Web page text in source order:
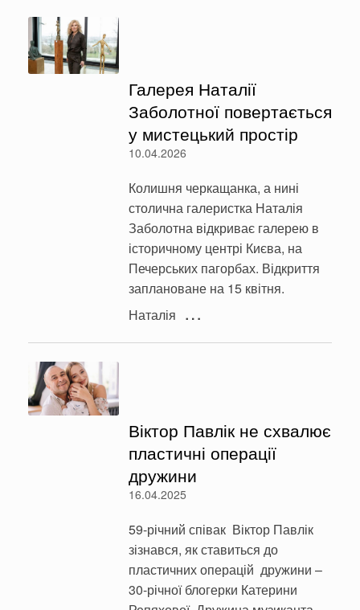
Галерея Наталії
Заболотної повертається
у мистецький простір
10.04.2026
Колишня черкащанка, а нині
столична галеристка Наталія
Заболотна відкриває галерею в
історичному центрі Києва, на
Печерських пагорбах. Відкриття
заплановане на 15 квітня.
Наталія …
Віктор Павлік не схвалює
пластичні операції
дружини
16.04.2025
59-річний співак Віктор Павлік
зізнався, як ставиться до
пластичних операцій дружини –
30-річної блогерки Катерини